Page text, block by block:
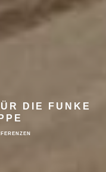
DIE FUNKE